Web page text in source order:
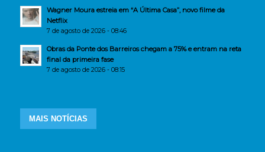
Wagner Moura estreia em “A Última Casa”, novo filme da
Netflix
7 de agosto de 2026 - 08:46
Obras da Ponte dos Barreiros chegam a 75% e entram na reta
final da primeira fase
7 de agosto de 2026 - 08:15
MAIS NOTÍCIAS